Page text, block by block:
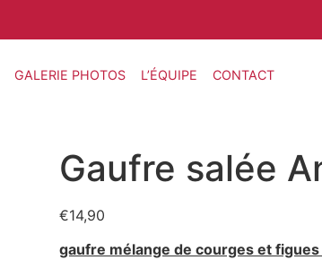
GALERIE PHOTOS L’ÉQUIPE CONTACT
Gaufre salée
€14,90
gaufre mélange de courges et